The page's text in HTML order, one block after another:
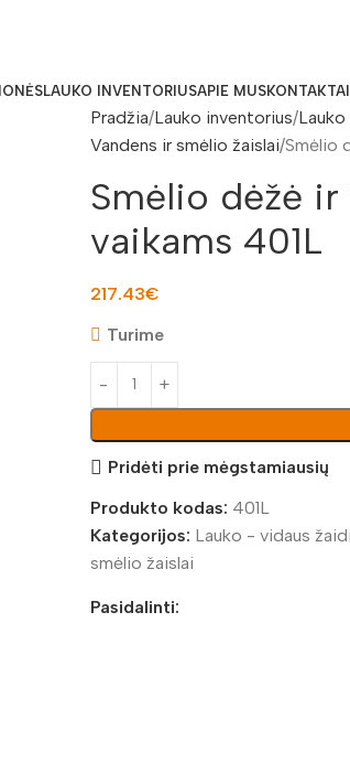
LAUKO INVENTORIUSAPIE MUSKONTAKTAI
Pradžia Lauko inventorius
Vandens ir smėlio žaislai Smėlio
Smėlio dėžė ir
vaikams 401L
217.43€
Turime
Pridėti prie mėgstamiausių
Produkto kodas: 401L
Kategorijos: Lauko - vidaus
smėlio žaislai
Pasidalinti: